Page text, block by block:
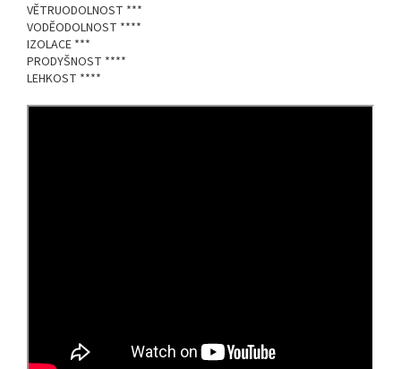
VĚTRUODOLNOST ***
VODĚODOLNOST ****
IZOLACE ***
PRODYŠNOST ****
LEHKOST ****